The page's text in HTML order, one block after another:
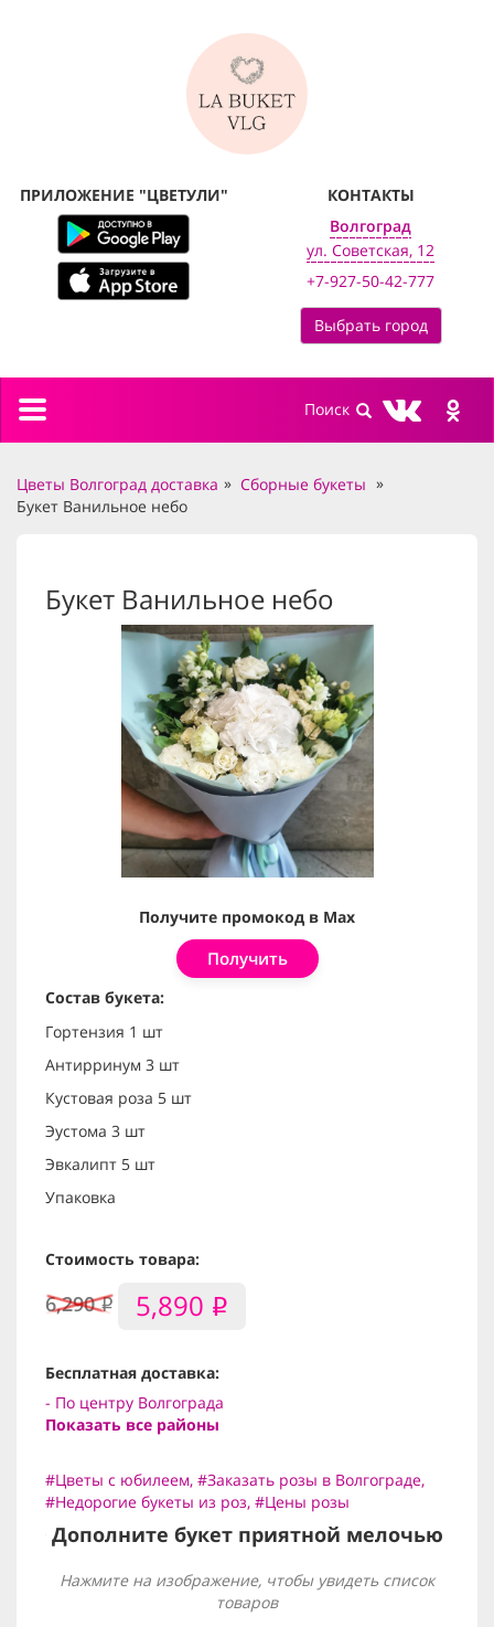
ПРИЛОЖЕНИЕ "ЦВЕТУЛИ"
КОНТАКТЫ
Волгоград
ул. Советская, 12
+7-927-50-42-777
Выбрать город
Toggle
Цветы Волгоград доставка
Сборные букеты
Букет Ванильное небо
Букет Ванильное небо
Получите промокод в Max
Получить
Состав букета:
Гортензия 1 шт
Антирринум 3 шт
Кустовая роза 5 шт
Эустома 3 шт
Эвкалипт 5 шт
Упаковка
Стоимость товара:
6,290i 5,890 i
Бесплатная доставка:
- По центру Волгограда
Показать все районы
#Цветы с юбилеем, #Заказать розы в Волгограде,
#Недорогие букеты из роз, #Цены розы
Дополните букет приятной мелочью
Нажмите на изображение, чтобы увидеть список
товаров